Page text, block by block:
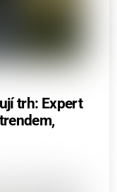
trh: Expert